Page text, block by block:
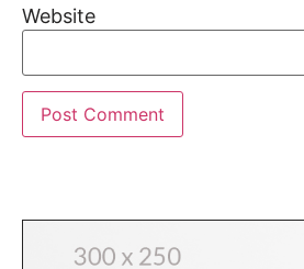
Website